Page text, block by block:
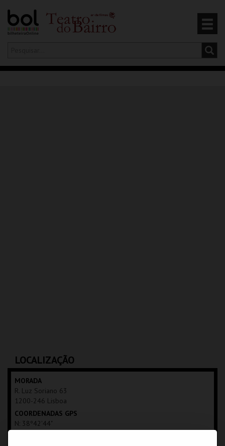
Olá,iniciar sessão
LOCALIZAÇÃO
MORADA
R. Luz Soriano 63
1200-246 Lisboa
COORDENADAS GPS
N: 38º42'44"